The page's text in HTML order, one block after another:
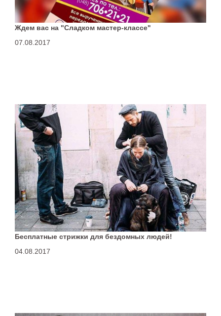
Ждем вас на "Сладком мастер-классе"
07.08.2017
Бесплатные стрижки для бездомных людей!
04.08.2017